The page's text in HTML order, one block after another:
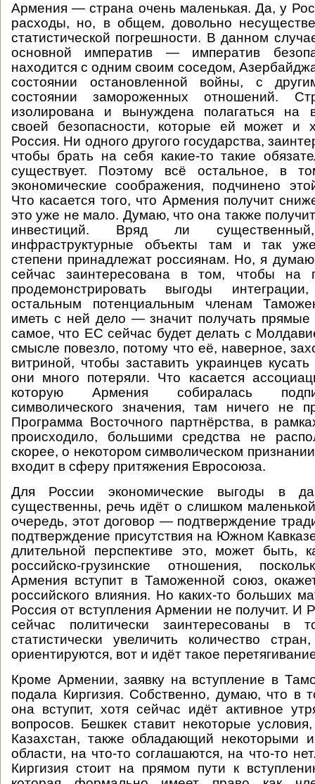
Армения — страна очень маленькая. Да, у
расходы, но, в общем, довольно
статистической погрешности. В данном
основной императив — императив
находится с одним своим соседом,
состоянии остановленной войны, с
состоянии замороженных отношений.
изолирована и вынуждена полагаться на
своей безопасности, которые ей может и
Россия. Ни одного другого государства,
чтобы брать на себя какие-то такие
существует. Поэтому всё остальное, в
экономические соображения, подчинено
Что касается того, что Армения получит
это уже не мало. Думаю, что она также
инвестиций. Вряд ли
инфраструктурные объекты там и так
степени принадлежат россиянам. Но, я
сейчас заинтересована в том, чтобы на
продемонстрировать выгоды
остальным потенциальным членам
иметь с ней дело — значит получать
самое, что ЕС сейчас будет делать с
смысле повезло, потому что её, наверное,
витриной, чтобы заставить украинцев кусать
они много потеряли. Что касается
которую Армения собиралась
символического значения, там ничего не
Программа Восточного партнёрства, в
происходило, большими средства не
скорее, о некотором символическом
входит в сферу притяжения Евросоюза.
Для России экономические выгоды в
существенны, речь идёт о слишком
очередь, этот договор — подтверждение
подтверждение присутствия на Южном
длительной перспективе это, может быть,
российско-грузинские отношения,
Армения вступит в Таможенной союз,
российского влияния. Но каких-то больших
Россия от вступления Армении не получит. И
сейчас политически заинтересованы в
статистически увеличить количество
ориентируются, вот и идёт такое
Кроме Армении, заявку на вступление в
подала Киргизия. Собственно, думаю, что в
она вступит, хотя сейчас идёт активное
вопросов. Бешкек ставит некоторые
Казахстан, также обладающий некоторыми
области, на что-то соглашаются, на что-то
Киргизия стоит на прямом пути к